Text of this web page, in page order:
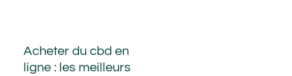
Acheter du cbd en
ligne : les meilleurs